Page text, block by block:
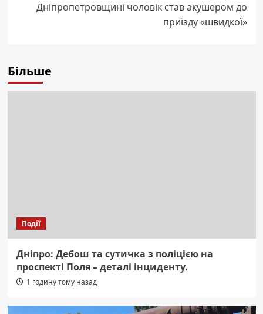
Дніпропетровщині чоловік став акушером до
приїзду «швидкої»
Більше
Події
Дніпро: Дебош та сутичка з поліцією на
проспекті Поля – деталі інциденту.
1 годину тому назад